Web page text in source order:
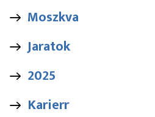
Moszkva
Jaratok
2025
Karierr